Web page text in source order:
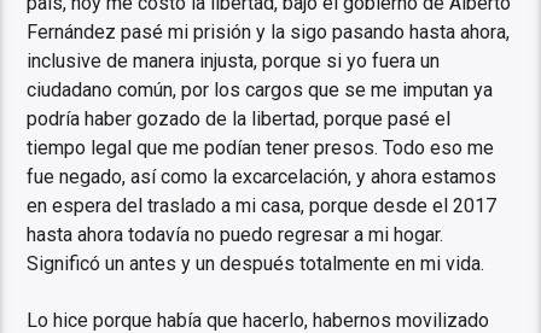
Fernández pasé mi prisión y la sigo pasando hasta ahora,
inclusive de manera injusta, porque si yo fuera un
ciudadano común, por los cargos que se me imputan ya
podría haber gozado de la libertad, porque pasé el
tiempo legal que me podían tener presos. Todo eso me
fue negado, así como la excarcelación, y ahora estamos
en espera del traslado a mi casa, porque desde el 2017
hasta ahora todavía no puedo regresar a mi hogar.
Significó un antes y un después totalmente en mi vida.
Lo hice porque había que hacerlo, habernos movilizado